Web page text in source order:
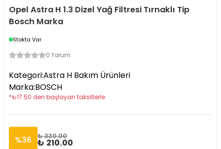
Opel Astra H 1.3 Dizel Yağ Filtresi Tırnaklı Tip
Bosch Marka
Stokta Var
0 Yorum
Kategori:Astra H Bakım Ürünleri
Marka:BOSCH
*₺17.50 den başlayan taksitlerle
%36 ₺ 330.00
₺ 210.00